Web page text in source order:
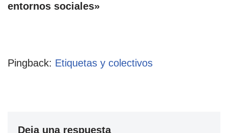
entornos sociales»
Pingback: Etiquetas y colectivos
Deja una respuesta